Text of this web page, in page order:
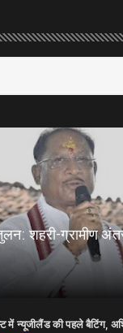
शहरी-ग्रामीण
में न्यूजीलैंड की पहले बैटिंग,